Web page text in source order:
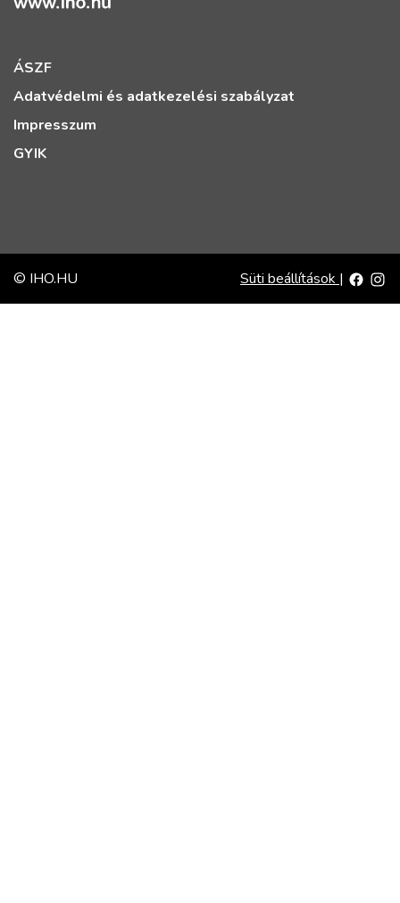
ÁSZF
Adatvédelmi és adatkezelési szabályzat
Impresszum
GYIK
© IHO.HU Süti beállítások |